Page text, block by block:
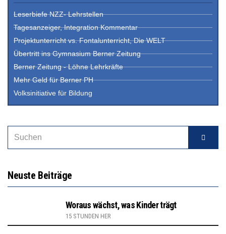
Leserbiefe NZZ- Lehrstellen
Tagesanzeiger, Integration Kommentar
Projektunterricht vs. Fontalunterricht, Die WELT
Übertritt ins Gymnasium Berner Zeitung
Berner Zeitung - Löhne Lehrkräfte
Mehr Geld für Berner PH
Volksinitiative für Bildung
Neuste Beiträge
Woraus wächst, was Kinder trägt
15 STUNDEN HER